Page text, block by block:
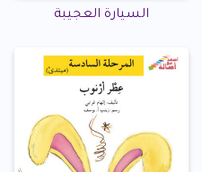
السيارة العجيبة